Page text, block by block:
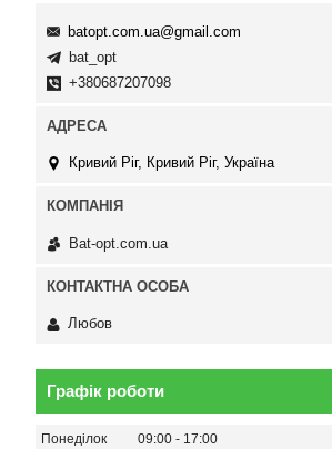
batopt.com.ua@gmail.com
bat_opt
+380687207098
Кривий Ріг, Кривий Ріг, Україна
Bat-opt.com.ua
Любов
Графік роботи
Понеділок 09:00
17:00